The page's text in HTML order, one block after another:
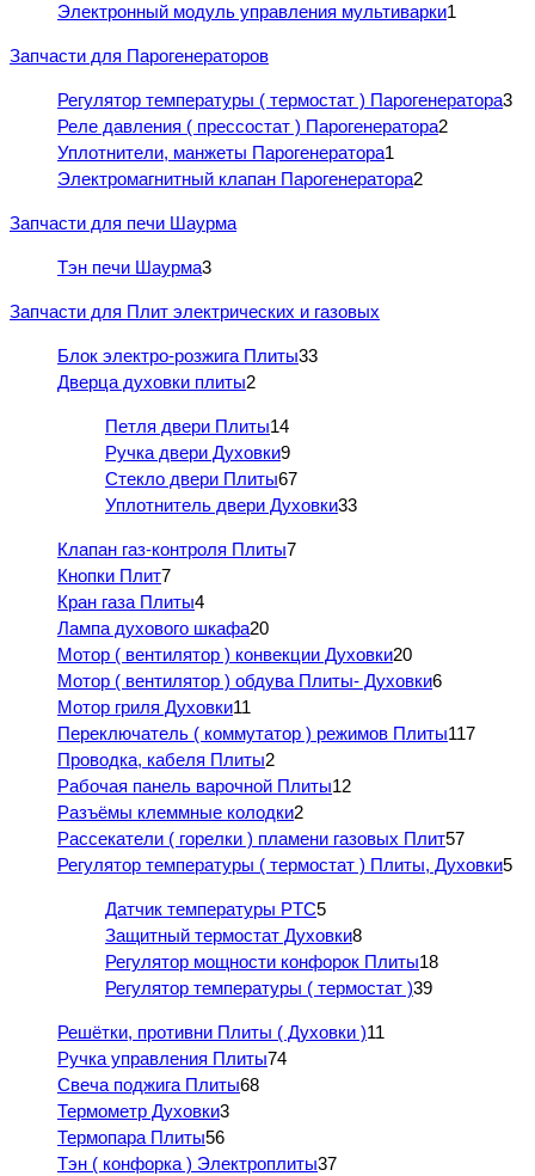
Электронный модуль управления мультиварки1
Запчасти для Парогенераторов
Регулятор температуры ( термостат ) Парогенератора3
Реле давления ( прессостат ) Парогенератора2
Уплотнители, манжеты Парогенератора1
Электромагнитный клапан Парогенератора2
Запчасти для печи Шаурма
Тэн печи Шаурма3
Запчасти для Плит электрических и газовых
Блок электро-розжига Плиты33
Дверца духовки плиты2
Петля двери Плиты14
Ручка двери Духовки9
Стекло двери Плиты67
Уплотнитель двери Духовки33
Клапан газ-контроля Плиты7
Кнопки Плит7
Кран газа Плиты4
Лампа духового шкафа20
Мотор ( вентилятор ) конвекции Духовки20
Мотор ( вентилятор ) обдува Плиты- Духовки6
Мотор гриля Духовки11
Переключатель ( коммутатор ) режимов Плиты117
Проводка, кабеля Плиты2
Рабочая панель варочной Плиты12
Разъёмы клеммные колодки2
Рассекатели ( горелки ) пламени газовых Плит57
Регулятор температуры ( термостат ) Плиты, Духовки5
Датчик температуры PTC5
Защитный термостат Духовки8
Регулятор мощности конфорок Плиты18
Регулятор температуры ( термостат )39
Решётки, противни Плиты ( Духовки )11
Ручка управления Плиты74
Свеча поджига Плиты68
Термометр Духовки3
Термопара Плиты56
Тэн ( конфорка ) Электроплиты37